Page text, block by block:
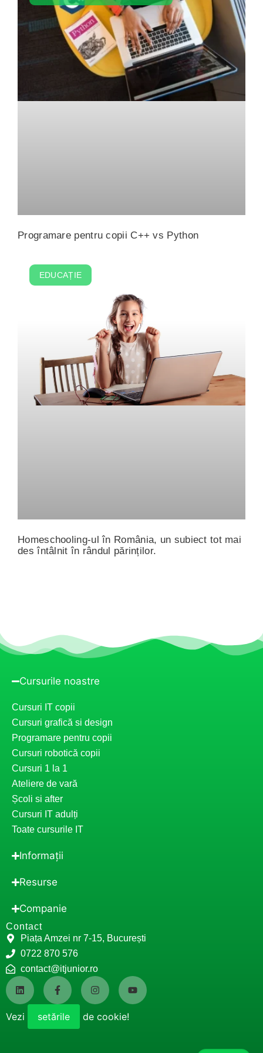
Programare pentru copii C++ vs Python
EDUCAȚIE
Homeschooling-ul în România, un subiect tot mai
des întâlnit în rândul părinților.
Cursurile noastre
Cursuri IT copii
Cursuri grafică si design
Programare pentru copii
Cursuri robotică copii
Cursuri 1 la 1
Ateliere de vară
Școli si after
Cursuri IT adulți
Toate cursurile IT
Informații
Resurse
Companie
Contact
Piața Amzei nr 7-15, București
0722 870 576
contact@itjunior.ro
Vezi setările de cookie!